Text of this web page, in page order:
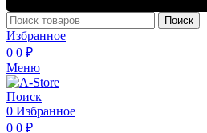
Поиск
Избранное
0 0 ₽
Меню
Поиск
0 Избранное
0 0 ₽